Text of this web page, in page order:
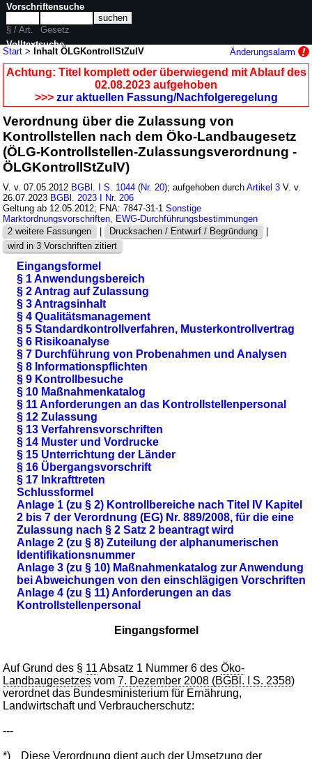
Start >Inhalt ÖLGKontrollStZulV Änderungsalarm
Achtung: Titel komplett oder überwiegend mit Ablauf des
02.08.2023 aufgehoben
>>> zur aktuellen Fassung/Nachfolgeregelung
Verordnung über die Zulassung von
Kontrollstellen nach dem Öko-Landbaugesetz
(ÖLG-Kontrollstellen-Zulassungsverordnung -
ÖLGKontrollStZulV)
V. v. 07.05.2012 BGBl. I S. 1044 (Nr. 20); aufgehoben durchArtikel 3 V. v.
26.07.2023 BGBl. 2023 I Nr. 206
Geltung ab 12.05.2012; FNA: 7847-31-1Sonstige
Marktordnungsvorschriften, EWG-Durchführungsbestimmungen
2 weitere Fassungen
| Drucksachen / Entwurf / Begründung
|
wird in 3 Vorschriften zitiert
Eingangsformel
§ 1 Anwendungsbereich
§ 2 Antrag auf Zulassung
§ 3 Antragsinhalt
§ 4 Qualitätsmanagement
§ 5 Standardkontrollverfahren, Musterkontrollvertrag
§ 6 Risikoanalyse
§ 7 Durchführung von Probenahmen und Analysen
§ 8 Informationspflichten
§ 9 Kontrollbesuche
§ 10 Maßnahmenkatalog
§ 11 Anforderungen an das Kontrollstellenpersonal
§ 12 Zulassung
§ 13 Verfahrensvorschriften
§ 14 Muster und Vordrucke
§ 15 Unterrichtung der Länder
§ 16 Übergangsvorschrift
§ 17 Inkrafttreten
Schlussformel
Anlage 1 (zu § 2) Kontrollbereiche nach Titel IV Kapitel
2 bis 7 der Verordnung (EG) Nr. 889/2008, für die eine
Zulassung nach § 2 Satz 2 beantragt wird
Anlage 2 (zu § 8) Zuteilung der alphanumerischen
Identifikationsnummer
Anlage 3 (zu § 10) Maßnahmenkatalog zur Anwendung
bei Abweichungen von den einschlägigen Vorschriften
Anlage 4 (zu § 11) Anforderungen an das
Kontrollstellenpersonal
Eingangsformel
Auf Grund des § 11 Absatz 1 Nummer 6 desÖko-
Landbaugesetzes vom7. Dezember 2008 (BGBl. I S. 2358)
verordnet das Bundesministerium für Ernährung,
Landwirtschaft und Verbraucherschutz:
---
*)
Diese Verordnung dient auch der Umsetzung der
Vorschriftensuche
§ / Art.
Gesetz
Volltextsuche
nur in ÖLGKontrollStZulV